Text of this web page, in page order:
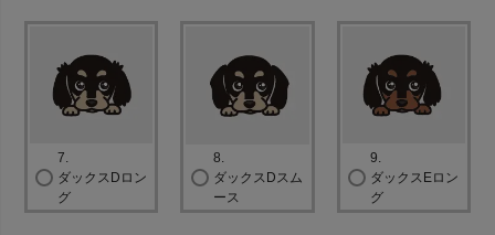
7.
ダックスDロン
グ
8.
ダックスDスム
ース
9.
ダックスEロン
グ